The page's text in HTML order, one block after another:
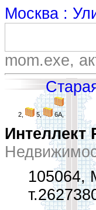
Москва :
mom.exe,
2, 5, 6А,
Интеллект
105064,